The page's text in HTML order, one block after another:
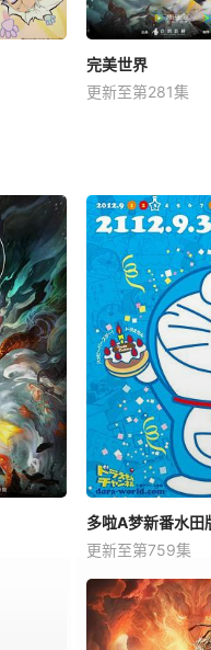
完美世界
更新至第281集
多啦A梦新番水田
更新至第759集